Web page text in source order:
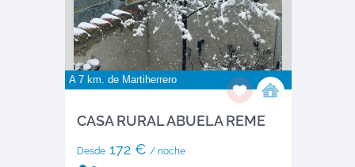
A 7 km. de Martiherrero
CASA RURAL ABUELA REME
Desde172 € / noche